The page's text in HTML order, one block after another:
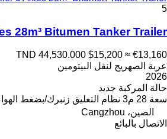
5
28m³ Bitumen Tanker Trailer
TND 44,530.000 $15,200 ≈ €13,160
عربة الصهريج لنقل البيتومين
2026
حالة المركبة جديد
سعة 28 م3 نظام التعليق زنبرك/بضغط
الصين، Cangzhou
الاتصال بالبائع